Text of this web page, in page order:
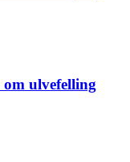
om ulvefelling